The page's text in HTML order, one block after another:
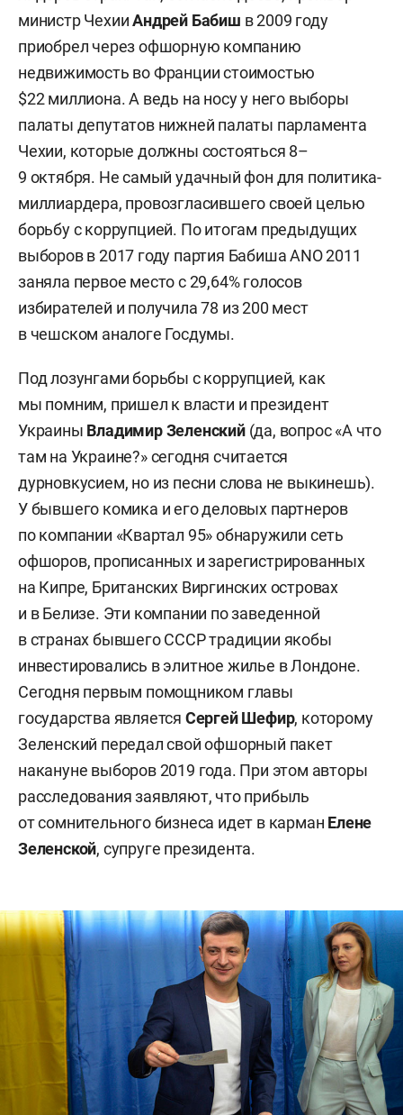
министр ЧехииАндрей Бабиш в 2009 году
приобрел через офшорную компанию
недвижимость во Франции стоимостью
$22 миллиона. А ведь на носу у него выборы
палаты депутатов нижней палаты парламента
Чехии, которые должны состояться 8–
9 октября. Не самый удачный фон для политика-
миллиардера, провозгласившего своей целью
борьбу с коррупцией. По итогам предыдущих
выборов в 2017 году партия Бабиша ANO 2011
заняла первое место с 29,64% голосов
избирателей и получила 78 из 200 мест
в чешском аналоге Госдумы.
Под лозунгами борьбы с коррупцией, как
мы помним, пришел к власти и президент
Украины Владимир Зеленский (да, вопрос «А что
там на Украине?» сегодня считается
дурновкусием, но из песни слова не выкинешь).
У бывшего комика и его деловых партнеров
по компании «Квартал 95» обнаружили сеть
офшоров, прописанных и зарегистрированных
на Кипре, Британских Виргинских островах
и в Белизе. Эти компании по заведенной
в странах бывшего СССР традиции якобы
инвестировались в элитное жилье в Лондоне.
Сегодня первым помощником главы
государства является Сергей Шефир, которому
Зеленский передал свой офшорный пакет
накануне выборов 2019 года. При этом авторы
расследования заявляют, что прибыль
от сомнительного бизнеса идет в карман Елене
Зеленской, супруге президента.